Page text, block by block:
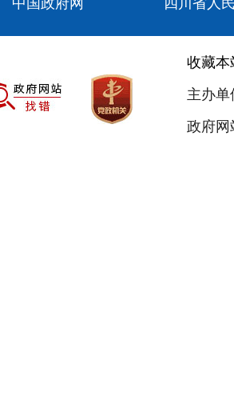
中国政府网 四川省人
收藏本
主办
政府网